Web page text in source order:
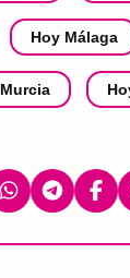
Hoy Málaga